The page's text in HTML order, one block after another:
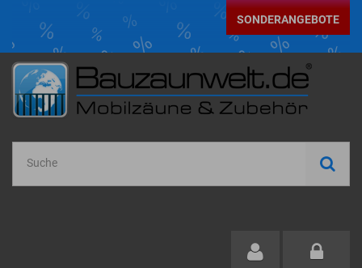
SONDERANGEBOTE